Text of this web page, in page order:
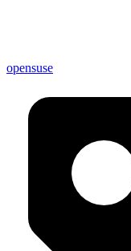
opensuse